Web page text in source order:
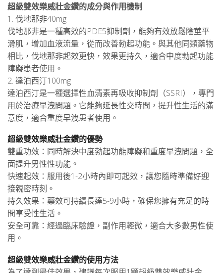
問
數
量
超級雙效樂威壯金鑽的成分與作用機制
1. 伐地那非40mg
伐地那非是一種高效的PDE5抑制劑，能夠有效放鬆陰莖平
滑肌，增加血液流量，從而改善勃起功能。與其他同類藥物
相比，伐地那非起效更快，效果更持久，適合中度勃起功能
障礙患者使用。
2. 達泊西汀100mg
達泊西汀是一種選擇性血清素再吸收抑制劑（SSRI），專門
用於治療早洩問題。它能夠延長性交時間，提升性生活的滿
意度，適合重度早洩患者使用。
超級雙效樂威壯金鑽的優勢
雙重功效：同時解決中度勃起功能障礙和重度早洩問題，全
面提升男性性功能。
快速起效：服用後1-2小時內即可起效，讓您隨時準備好迎
接親密時刻。
持久效果：藥效可持續長達5-9小時，確保您擁有充足的時
間享受性生活。
安全可靠：經過臨床驗證，副作用輕微，適合大多數男性使
用。
超級雙效樂威壯金鑽的使用方法